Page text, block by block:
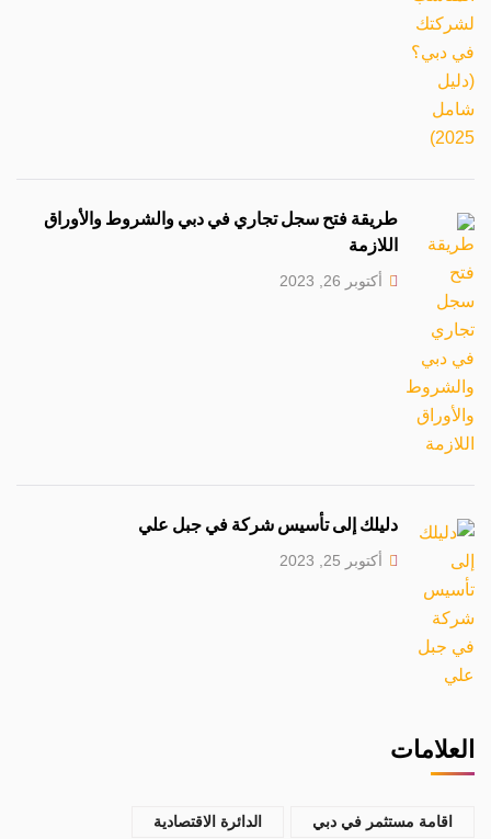
طريقة فتح سجل تجاري في دبي والشروط والأوراق
اللازمة
أكتوبر 26, 2023
دليلك إلى تأسيس شركة في جبل علي
أكتوبر 25, 2023
العلامات
اقامة مستثمر في دبي الدائرة الاقتصادية